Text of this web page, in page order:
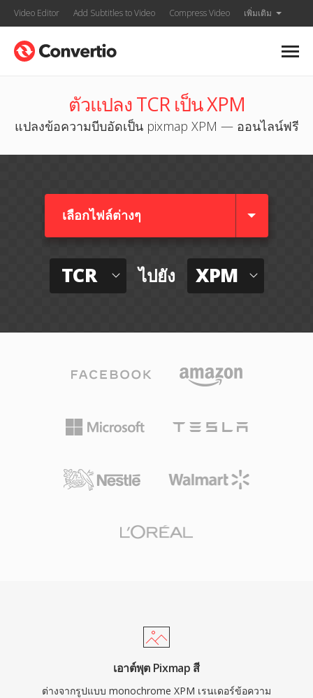
Video Editor Add Subtitles to Video Compress Video เพิ่มเติม
ตัวแปลง TCR เป็น XPM
แปลงข้อความบีบอัดเป็น pixmap XPM — ออนไลน์ฟรี
เลือกไฟล์ต่างๆ​
TCR ไปยัง XPM
เอาต์พุต Pixmap สี
ต่างจากรูปแบบ monochrome XPM เรนเดอร์ข้อความ